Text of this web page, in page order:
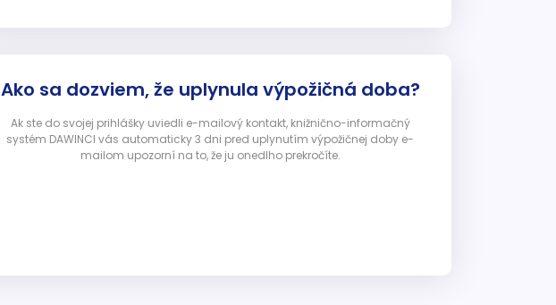
Ako sa dozviem, že uplynula výpožičná doba?
Ak ste do svojej prihlášky uviedli e-mailový kontakt, knižnično-informačný
systém DAWINCI vás automaticky 3 dni pred uplynutím výpožičnej doby e-
mailom upozorní na to, že ju onedlho prekročíte.